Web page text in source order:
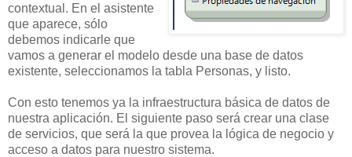
contextual. En el asistente
que aparece, sólo
debemos indicarle que
vamos a generar el modelo desde una base de datos
existente, seleccionamos la tabla Personas, y listo.
Con esto tenemos ya la infraestructura básica de datos de
nuestra aplicación. El siguiente paso será crear una clase
de servicios, que será la que provea la lógica de negocio y
acceso a datos para nuestro sistema.